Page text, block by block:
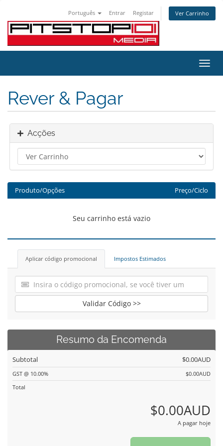
Português Entrar Registar Ver Carrinho
Rever & Pagar
Acções
Produto/Opções Preço/Ciclo
Seu carrinho está vazio
Aplicar código promocional Impostos Estimados
Validar Código >>
Resumo da Encomenda
Subtotal $0.00AUD
GST @ 10.00%
$0.00AUD
Total
$0.00AUD
A pagar hoje